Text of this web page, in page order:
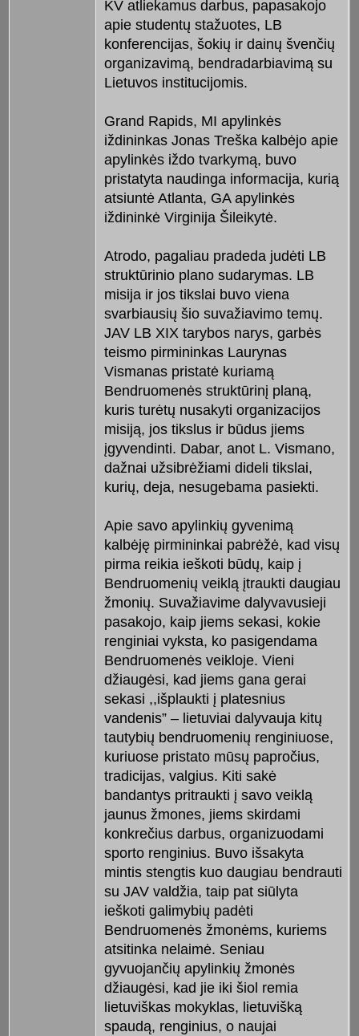
KV atliekamus darbus, papasakojo
apie studentų stažuotes, LB
konferencijas, šokių ir dainų švenčių
organizavimą, bendradarbiavimą su
Lietuvos institucijomis.
Grand Rapids, MI apylinkės
iždininkas Jonas Treška kalbėjo apie
apylinkės iždo tvarkymą, buvo
pristatyta naudinga informacija, kurią
atsiuntė Atlanta, GA apylinkės
iždininkė Virginija Šileikytė.
Atrodo, pagaliau pradeda judėti LB
struktūrinio plano sudarymas. LB
misija ir jos tikslai buvo viena
svarbiausių šio suvažiavimo temų.
JAV LB XIX tarybos narys, garbės
teismo pirmininkas Laurynas
Vismanas pristatė kuriamą
Bendruomenės struktūrinį planą,
kuris turėtų nusakyti organizacijos
misiją, jos tikslus ir būdus jiems
įgyvendinti. Dabar, anot L. Vismano,
dažnai užsibrėžiami dideli tikslai,
kurių, deja, nesugebama pasiekti.
Apie savo apylinkių gyvenimą
kalbėję pirmininkai pabrėžė, kad visų
pirma reikia ieškoti būdų, kaip į
Bendruomenių veiklą įtraukti daugiau
žmonių. Suvažiavime dalyvavusieji
pasakojo, kaip jiems sekasi, kokie
renginiai vyksta, ko pasigendama
Bendruomenės veikloje. Vieni
džiaugėsi, kad jiems gana gerai
sekasi ,,išplaukti į platesnius
vandenis” – lietuviai dalyvauja kitų
tautybių bendruomenių renginiuose,
kuriuose pristato mūsų papročius,
tradicijas, valgius. Kiti sakė
bandantys pritraukti į savo veiklą
jaunus žmones, jiems skirdami
konkrečius darbus, organizuodami
sporto renginius. Buvo išsakyta
mintis stengtis kuo daugiau bendrauti
su JAV valdžia, taip pat siūlyta
ieškoti galimybių padėti
Bendruomenės žmonėms, kuriems
atsitinka nelaimė. Seniau
gyvuojančių apylinkių žmonės
džiaugėsi, kad jie iki šiol remia
lietuviškas mokyklas, lietuvišką
spaudą, renginius, o naujai